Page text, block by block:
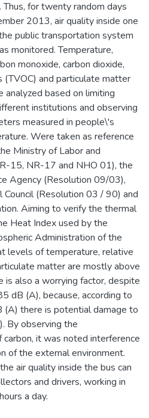
for twenty random days
2013, air quality inside one
public transportation system
monitored. Temperature,
monoxide, carbon dioxide,
(TVOC) and particulate matter
based on limiting
institutions and observing
measured in people\'s
Were taken as reference
Ministry of Labor and
15, NR-17 and NHO 01), the
Agency (Resolution 09/03),
(Resolution 03 / 90) and
Aiming to verify the thermal
Heat Index used by the
Administration of the
levels of temperature, relative
matter are mostly above
is also a worrying factor, despite
dB (A), because, according to
(A) there is potential damage to
By observing the
it was noted interference
of the external environment.
air quality inside the bus can
and drivers, working in
a day.